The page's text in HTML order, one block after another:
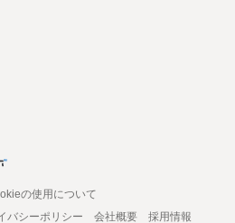
の使用について
バシーポリシー 会社概要
採用情報